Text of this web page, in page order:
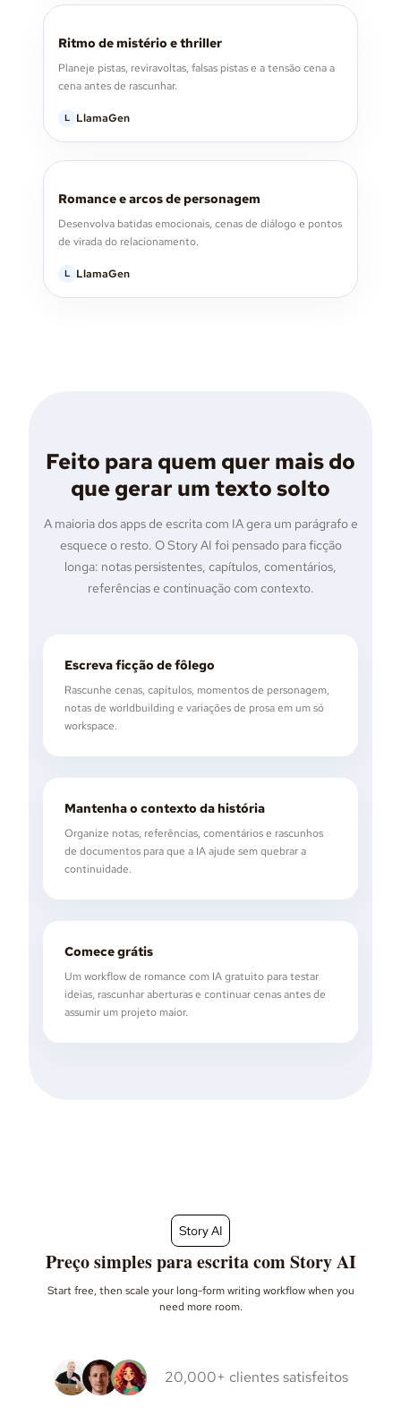
Ritmo de mistério e thriller
Planeje pistas, reviravoltas, falsas pistas e a tensão cena a
cena antes de rascunhar.
L LlamaGen
Romance e arcos de personagem
Desenvolva batidas emocionais, cenas de diálogo e pontos
de virada do relacionamento.
L LlamaGen
Feito para quem quer mais do
que gerar um texto solto
A maioria dos apps de escrita com IA gera um parágrafo e
esquece o resto. O Story AI foi pensado para ficção
longa: notas persistentes, capítulos, comentários,
referências e continuação com contexto.
Escreva ficção de fôlego
Rascunhe cenas, capítulos, momentos de personagem,
notas de worldbuilding e variações de prosa em um só
workspace.
Mantenha o contexto da história
Organize notas, referências, comentários e rascunhos
de documentos para que a IA ajude sem quebrar a
continuidade.
Comece grátis
Um workflow de romance com IA gratuito para testar
ideias, rascunhar aberturas e continuar cenas antes de
assumir um projeto maior.
Story AI
Preço simples para escrita com Story AI
Start free, then scale your long-form writing workflow when you
need more room.
20,000+ clientes satisfeitos